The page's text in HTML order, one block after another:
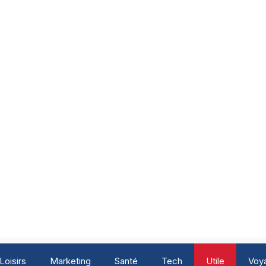
Loisirs Marketing Santé Tech Utile